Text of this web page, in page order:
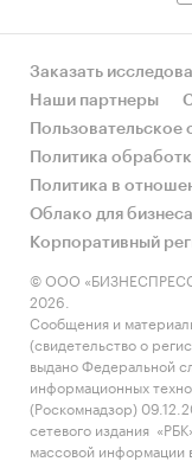
Заказать
Наши партнеры
Пользовательское
Политика
Политика в
Облако для бизнеса
Корпоративный
© ООО
2026.
Сообщения и
(свидетельство о
выдано Федеральной
информационных
(Роскомнадзор)
сетевого издания
массовой информации